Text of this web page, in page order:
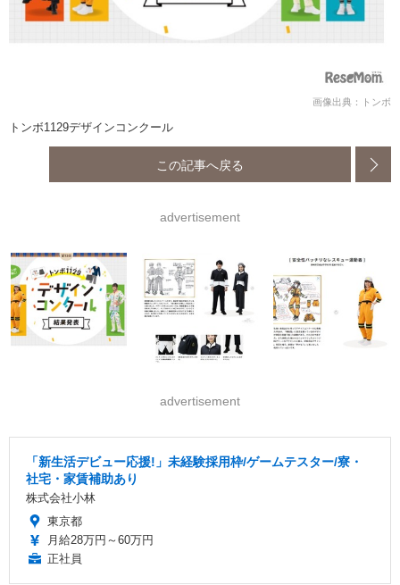
画像出典：トンボ
トンボ1129デザインコンクール
この記事へ戻る
advertisement
advertisement
「新生活デビュー応援!」未経験採用枠/ゲームテスター/寮・
社宅・家賃補助あり
株式会社小林
東京都
月給28万円～60万円
正社員